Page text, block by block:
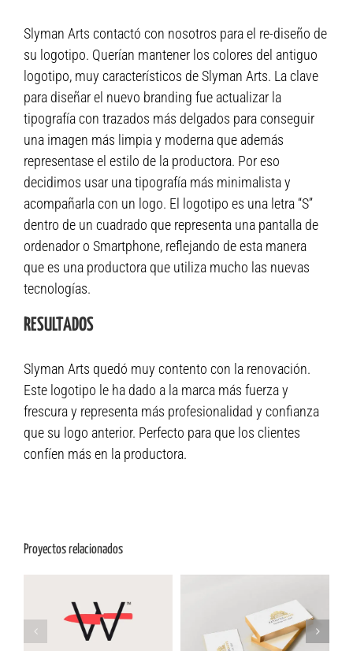
Slyman Arts contactó con nosotros para el re-diseño de
su logotipo. Querían mantener los colores del antiguo
logotipo, muy característicos de Slyman Arts. La clave
para diseñar el nuevo branding fue actualizar la
tipografía con trazados más delgados para conseguir
una imagen más limpia y moderna que además
representase el estilo de la productora. Por eso
decidimos usar una tipografía más minimalista y
acompañarla con un logo. El logotipo es una letra “S”
dentro de un cuadrado que representa una pantalla de
ordenador o Smartphone, reflejando de esta manera
que es una productora que utiliza mucho las nuevas
tecnologías.
RESULTADOS
Slyman Arts quedó muy contento con la renovación.
Este logotipo le ha dado a la marca más fuerza y
frescura y representa más profesionalidad y confianza
que su logo anterior. Perfecto para que los clientes
confíen más en la productora.
Proyectos relacionados
Diseño identidad
Diseño identidad
Patricia Olivé